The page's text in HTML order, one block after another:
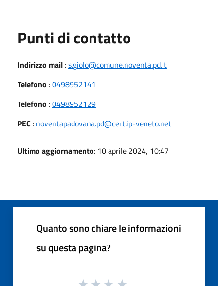
Punti di contatto
Indirizzo mail :s.giolo@comune.noventa.pd.it
Telefono :0498952141
Telefono :0498952129
PEC : noventapadovana.pd@cert.ip-veneto.net
Ultimo aggiornamento: 10 aprile 2024, 10:47
Quanto sono chiare le informazioni
su questa pagina?